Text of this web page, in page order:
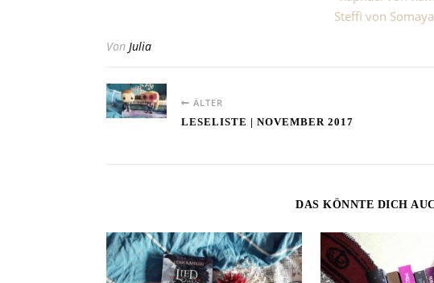
Steffi von
Von Julia
ÄLTER
LESELISTE | NOVEMBER 2017
DAS KÖNNTE DICH